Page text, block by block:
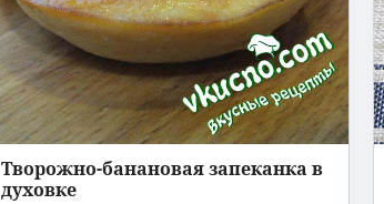
Творожно-банановая запеканка в
духовке